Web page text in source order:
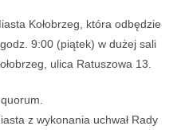
Kołobrzeg, która odbędzie
9:00 (piątek) w dużej sali
ulica Ratuszowa 13.
z wykonania uchwał Rady